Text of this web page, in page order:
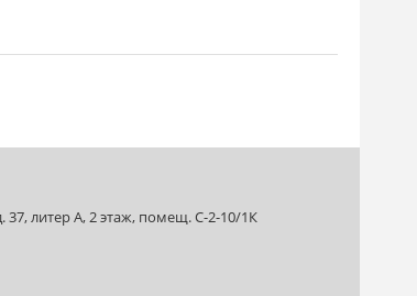
37, литер А, 2 этаж, помещ. С-2-10/1К